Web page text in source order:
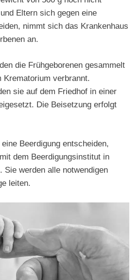
Eltern sich gegen eine
nimmt sich das Krankenhaus
an.
die Frühgeborenen gesammelt
Krematorium verbrannt.
sie auf dem Friedhof in einer
Die Beisetzung erfolgt
Beerdigung entscheiden,
dem Beerdigungsinstitut in
Sie werden alle notwendigen
leiten.